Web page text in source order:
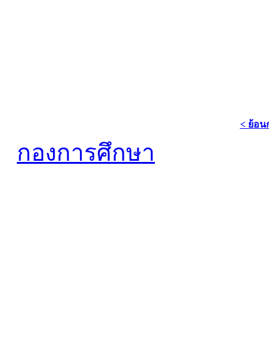
< ย้อน
กองการศึกษา